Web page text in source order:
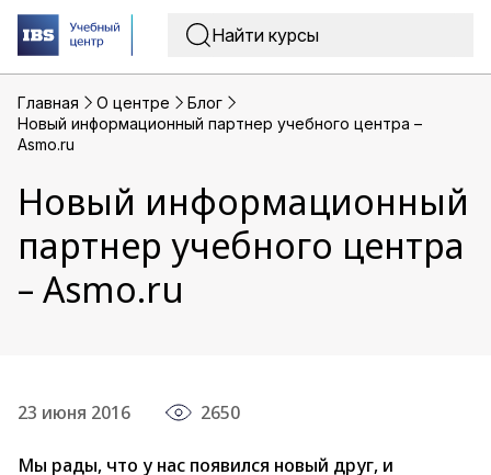
Главная O центре
Блог
Новый информационный партнер учебного центра –
Asmo.ru
Новый информационный
партнер учебного центра
– Asmo.ru
23 июня 2016 2650
Мы рады, что у нас появился новый друг, и